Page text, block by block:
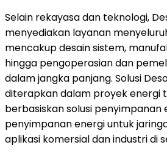
Selain rekayasa dan teknologi,
menyediakan layanan
mencakup desain sistem,
hingga pengoperasian dan
dalam jangka panjang. Solusi
diterapkan dalam proyek energi
berbasiskan solusi penyimpanan
penyimpanan energi untuk
aplikasi komersial dan industri di